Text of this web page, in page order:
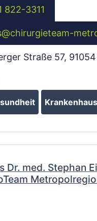
822-3311
@chirurgieteam-
Straße 57, 91054
Dr. med. Stephan